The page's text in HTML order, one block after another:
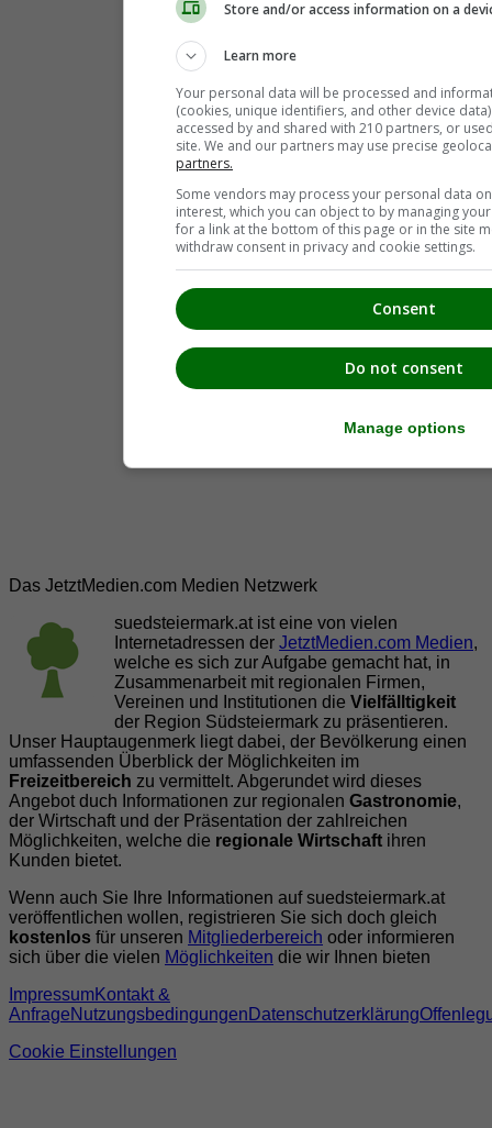
Das JetztMedien.com Medien Netzwerk
suedsteiermark.at ist eine von vielen
Internetadressen der JetztMedien.com Medien,
welche es sich zur Aufgabe gemacht hat, in
Zusammenarbeit mit regionalen Firmen,
Vereinen und Institutionen die Vielfälltigkeit
der Region Südsteiermark zu präsentieren.
Unser Hauptaugenmerk liegt dabei, der Bevölkerung einen
umfassenden Überblick der Möglichkeiten im
Freizeitbereich zu vermittelt. Abgerundet wird dieses
Angebot duch Informationen zur regionalen Gastronomie,
der Wirtschaft und der Präsentation der zahlreichen
Möglichkeiten, welche die regionale Wirtschaft ihren
Kunden bietet.
Wenn auch Sie Ihre Informationen auf suedsteiermark.at
veröffentlichen wollen, registrieren Sie sich doch gleich
kostenlos für unseren Mitgliederbereich oder informieren
sich über die vielen Möglichkeiten die wir Ihnen bieten
ImpressumKontakt &
AnfrageNutzungsbedingungen Datenschutzerklärung
Cookie Einstellungen
Store and/or access information on a
Learn more
Your personal data will be processed and
(cookies, unique identifiers, and other device
accessed by and shared with 210 partners, or
site. We and our partners may use precise
partners.
Some vendors may process your personal data
interest, which you can object to by managing
for a link at the bottom of this page or in the site
withdraw consent in privacy and cookie settings.
Consent
Do not consent
Manage options